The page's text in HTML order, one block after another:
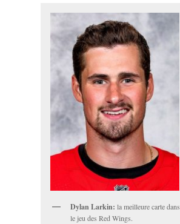
Dylan Larkin: la meilleure carte dans
le jeu des Red Wings.